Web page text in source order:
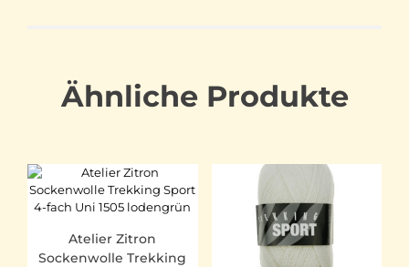
Ähnliche Produkte
Atelier Zitron
Sockenwolle Trekking